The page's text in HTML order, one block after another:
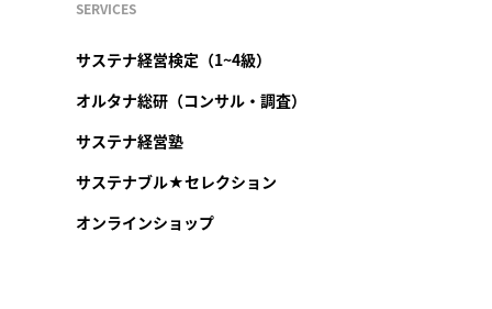
SERVICES
サステナ経営検定（1~4級）
オルタナ総研（コンサル・調査）
サステナ経営塾
サステナブル★セレクション
オンラインショップ